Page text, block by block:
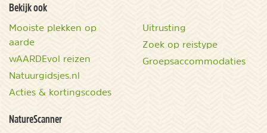
Bekijk ook
Mooiste plekken op
aarde
wAARDEvol reizen
Natuurgidsjes.nl
Acties & kortingscodes
Uitrusting
Zoek op reistype
Groepsaccommodaties
NatureScanner